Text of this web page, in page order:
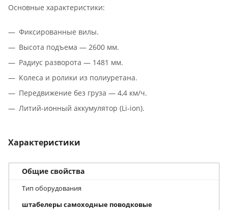
Основные характеристики:
Фиксированные вилы.
Высота подъема — 2600 мм.
Радиус разворота — 1481 мм.
Колеса и ролики из полиуретана.
Передвижение без груза — 4,4 км/ч.
Литий-ионный аккумулятор (Li-ion).
Характеристики
Общие свойства
Тип оборудования
штабелеры самоходные поводковые